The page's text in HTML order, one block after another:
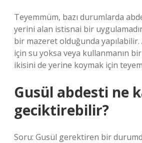
Teyemmüm, bazı durumlarda
yerini alan istisnai bir
bir mazeret olduğunda
için su yoksa veya kullanmanın
ikisini de yerine koymak için
Gusül abdesti ne
geciktirebilir?
Soru: Gusül gerektiren bir